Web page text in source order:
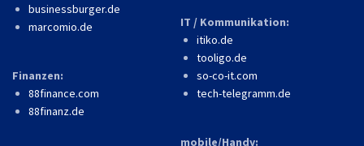
businessburger.de
marcomio.de
Finanzen:
88finance.com
88finanz.de
IT / Kommunikation:
itiko.de
tooligo.de
so-co-it.com
tech-telegramm.de
mobile/Handy: